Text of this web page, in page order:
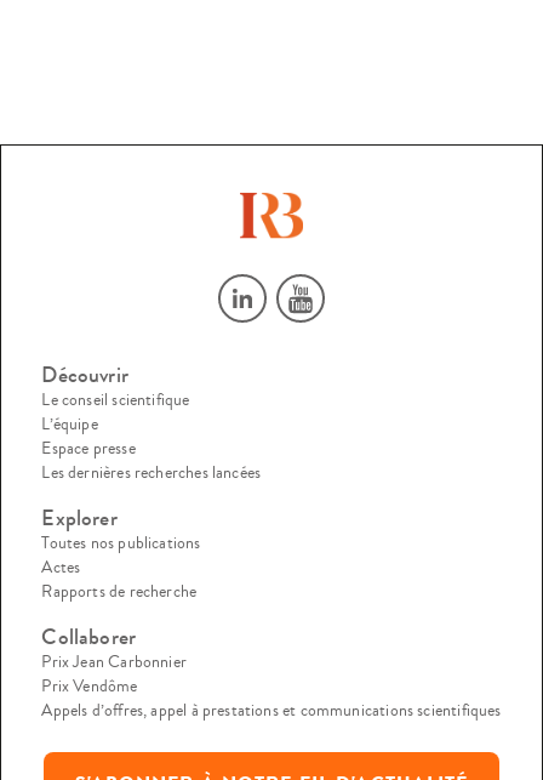
Découvrir
Le conseil scientifique
L’équipe
Espace presse
Les dernières recherches lancées
Explorer
Toutes nos publications
Actes
Rapports de recherche
Collaborer
Prix Jean Carbonnier
Prix Vendôme
Appels d’offres, appel à prestations et communications scientifiques